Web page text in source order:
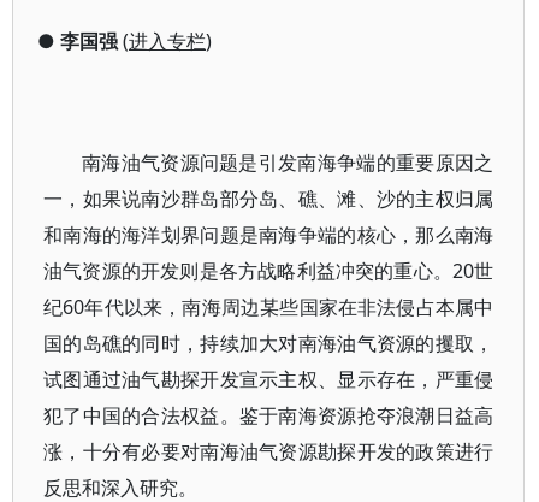
● 李国强(进入专栏)
南海油气资源问题是引发南海争端的重要原因之
一，如果说南沙群岛部分岛、礁、滩、沙的主权归属
和南海的海洋划界问题是南海争端的核心，那么南海
油气资源的开发则是各方战略利益冲突的重心。20世
纪60年代以来，南海周边某些国家在非法侵占本属中
国的岛礁的同时，持续加大对南海油气资源的攫取，
试图通过油气勘探开发宣示主权、显示存在，严重侵
犯了中国的合法权益。鉴于南海资源抢夺浪潮日益高
涨，十分有必要对南海油气资源勘探开发的政策进行
反思和深入研究。